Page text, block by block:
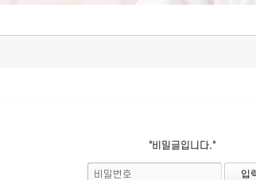
"비밀글입니다."
비밀번호